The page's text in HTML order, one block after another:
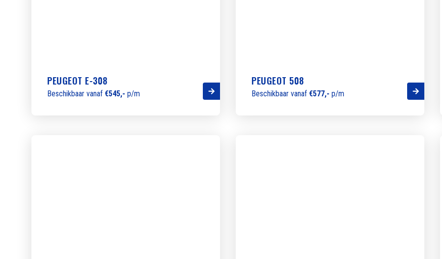
PEUGEOT E-308
Beschikbaar vanaf €545,- p/m
PEUGEOT 508
Beschikbaar vanaf €577,- p/m